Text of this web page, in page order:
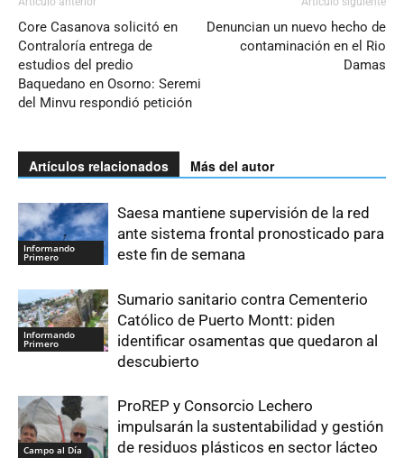
Core Casanova solicitó en
Contraloría entrega de
estudios del predio
Baquedano en Osorno: Seremi
del Minvu respondió petición
Denuncian un nuevo hecho de
contaminación en el Rio
Damas
Artículos relacionados Más del autor
Informando
Primero
Saesa mantiene supervisión de la red
ante sistema frontal pronosticado para
este fin de semana
Informando
Primero
Sumario sanitario contra Cementerio
Católico de Puerto Montt: piden
identificar osamentas que quedaron al
descubierto
Campo al Día
ProREP y Consorcio Lechero
impulsarán la sustentabilidad y gestión
de residuos plásticos en sector lácteo